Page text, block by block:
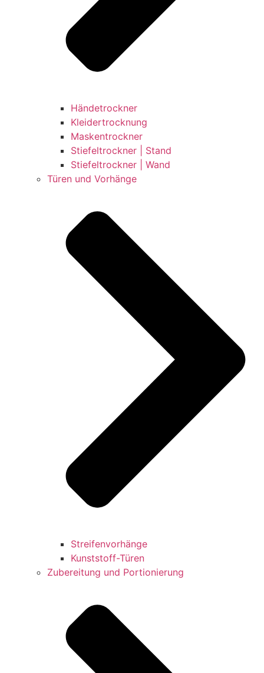
Händetrockner
Kleidertrocknung
Maskentrockner
Stiefeltrockner | Stand
Stiefeltrockner | Wand
Türen und Vorhänge
Streifenvorhänge
Kunststoff-Türen
Zubereitung und Portionierung